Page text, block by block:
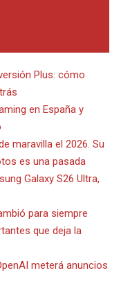
Plus: cómo
en España y
maravilla el 2026. Su
es una pasada
Galaxy S26 Ultra,
para siempre
que deja la
meterá anuncios